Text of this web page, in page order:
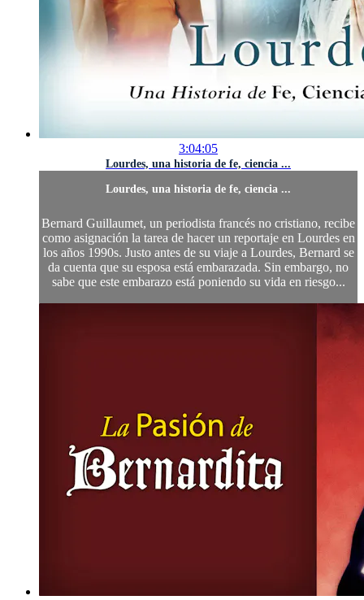
3:04:05
Lourdes, una historia de fe, ciencia ...
Lourdes, una historia de fe, ciencia ...
Bernard Guillaumet, un periodista francés no cristiano, recibe
como asignación la tarea de hacer un reportaje en Lourdes en
los años 1990s. Justo antes de su viaje a Lourdes, Bernard se
da cuenta que su esposa está embarazada. Sin embargo, no
sabe que este embarazo está poniendo su vida en riesgo...